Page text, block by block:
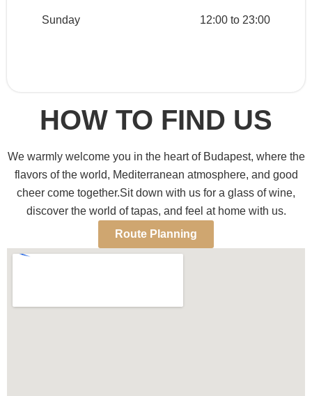
Sunday 12:00 to 23:00
HOW TO FIND US
We warmly welcome you in the heart of Budapest, where the
flavors of the world, Mediterranean atmosphere, and good
cheer come together.Sit down with us for a glass of wine,
discover the world of tapas, and feel at home with us.
Route Planning